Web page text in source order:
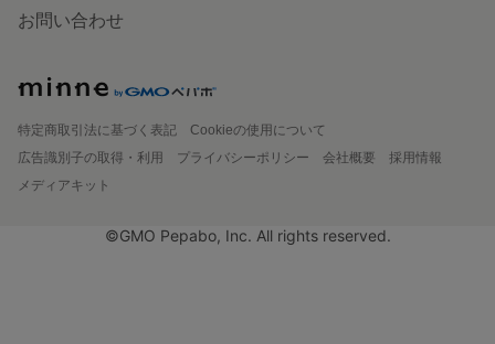
お問い合わせ
特定商取引法に基づく表記
Cookieの使用について
広告識別子の取得・利用
プライバシーポリシー 会社概要
採用情報
メディアキット
©GMO Pepabo, Inc. All rights reserved.